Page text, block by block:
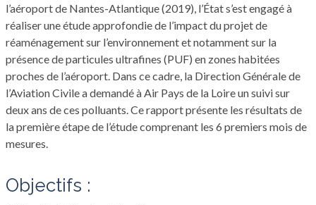
l’aéroport de Nantes-Atlantique (2019), l’État s’est engagé à
réaliser une étude approfondie de l’impact du projet de
réaménagement sur l’environnement et notamment sur la
présence de particules ultrafines (PUF) en zones habitées
proches de l’aéroport. Dans ce cadre, la Direction Générale de
l’Aviation Civile a demandé à Air Pays de la Loire un suivi sur
deux ans de ces polluants. Ce rapport présente les résultats de
la première étape de l’étude comprenant les 6 premiers mois de
mesures.
objectifs :